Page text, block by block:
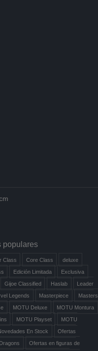
populares
Class Core Class
deluxe
Edición Limitada
Exclusiva
Gijoe Classified Haslab
Leader
Legends Masterpiece
Masters
MOTU Deluxe
MOTU Montura
MOTU Playset
MOTU
En Stock
Ofertas
Ofertas en figuras de